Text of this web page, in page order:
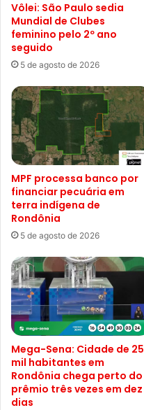
Vôlei: São Paulo sedia
Mundial de Clubes
feminino pelo 2º ano
seguido
5 de agosto de 2026
MPF processa banco por
financiar pecuária em
terra indígena de
Rondônia
5 de agosto de 2026
Mega-Sena: Cidade de 25
mil habitantes em
Rondônia chega perto do
prêmio três vezes em dez
dias